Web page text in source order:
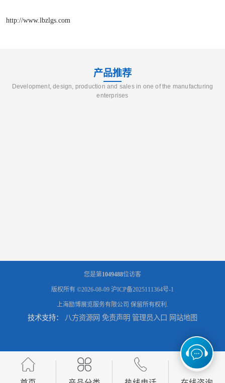
http://www.lbzlgs.com
产品推荐
Development, design, production and sales in one of the manufacturing
enterprises
您是第1049488位访客
版权所有 ©2026-08-09 沪ICP备2025111364号-1
上海励博展览服务有限公司 保留所有权利.
技术支持： 八方资源网 免责声明 管理员入口 网站地图